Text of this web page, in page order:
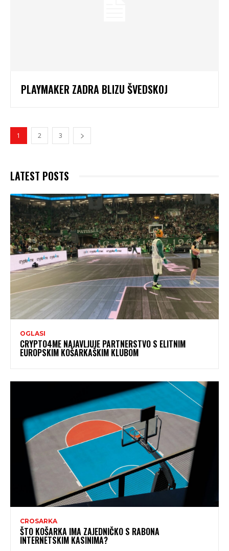
PLAYMAKER ZADRA BLIZU ŠVEDSKOJ
1 2 3
LATEST POSTS
OGLASI
CRYPTO4ME NAJAVLJUJE PARTNERSTVO S ELITNIM
EUROPSKIM KOŠARKAŠKIM KLUBOM
CROSARKA
ŠTO KOŠARKA IMA ZAJEDNIČKO S RABONA
INTERNETSKIM KASINIMA?